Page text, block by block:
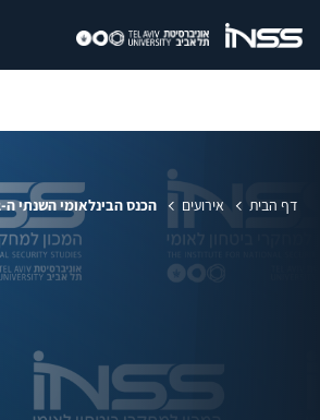
דף הבית אירועים הכנס הבינלאומי השנתי ה-12